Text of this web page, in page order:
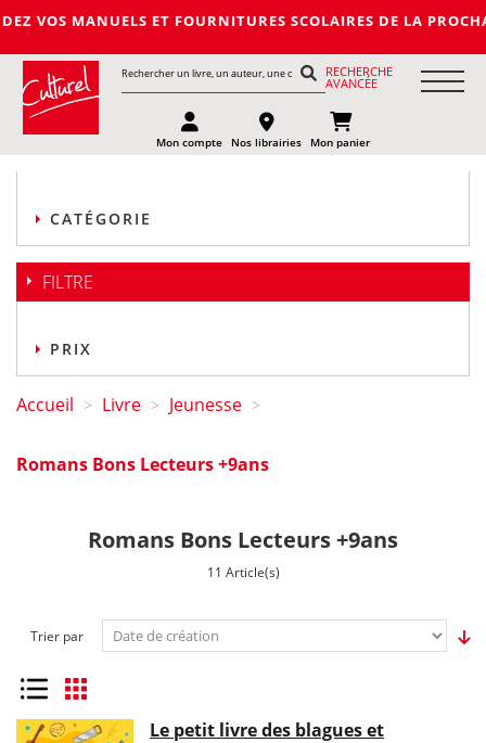
MANUELS ET FOURNITURES SCOLAIRES DE LA
RECHERCHE
AVANCÉE
Mon compte Nos librairies Mon panier
CATÉGORIE
FILTRE
PRIX
Accueil > Livre > Jeunesse >
Romans Bons Lecteurs +9ans
Romans Bons Lecteurs +9ans
11 Article(s)
Trier par
Liste Grille
Le petit livre des blagues et